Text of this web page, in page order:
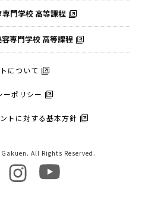
専門学校 高等課程
専門学校 高等課程
について
ーポリシー
トに対する基本方針
All Rights Reserved.